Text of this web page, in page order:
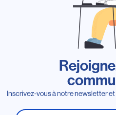
Inscrivez-vous à notre newsletter